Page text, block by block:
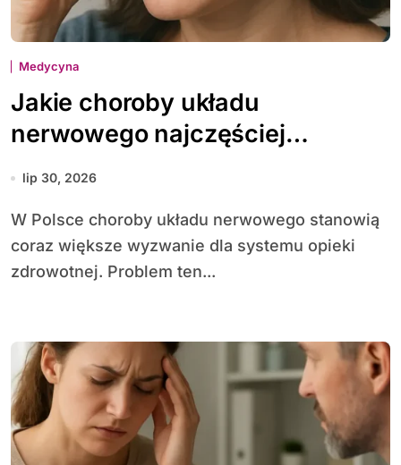
Medycyna
Jakie choroby układu
nerwowego najczęściej
diagnozuje się w Polsce
lip 30, 2026
W Polsce choroby układu nerwowego stanowią
coraz większe wyzwanie dla systemu opieki
zdrowotnej. Problem ten...